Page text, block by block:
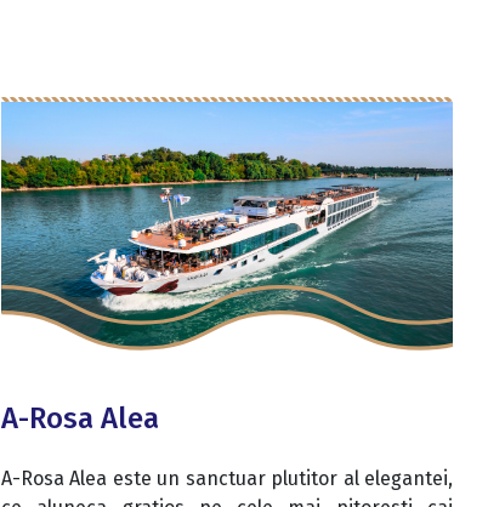
A-Rosa Alea
A-Rosa Alea este un sanctuar plutitor al elegantei,